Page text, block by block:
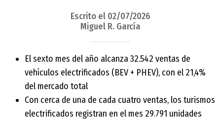
Escrito el 02/07/2026
Miguel R. García
El sexto mes del año alcanza 32.542 ventas de
vehículos electrificados (BEV + PHEV), con el 21,4%
del mercado total
Con cerca de una de cada cuatro ventas, los turismos
electrificados registran en el mes 29.791 unidades